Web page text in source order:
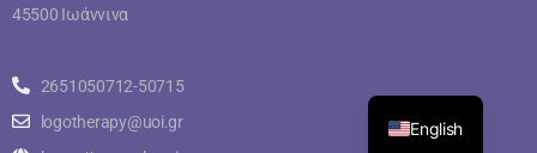
45500 Ιωάννινα
2651050712-50715
logotherapy@uoi.gr
English